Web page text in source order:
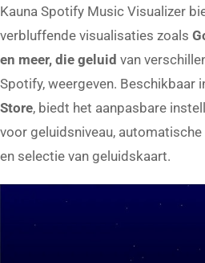
Kauna Spotify Music Visualizer
verbluffende visualisaties zoals
en meer, die geluid van
Spotify, weergeven. Beschikbaar
Store, biedt het aanpasbare
voor geluidsniveau,
en selectie van geluidskaart.